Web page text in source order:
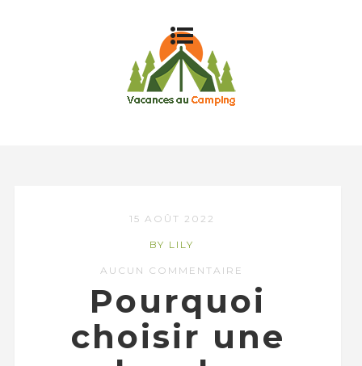
15 AOÛT 2022
BY LILY
AUCUN COMMENTAIRE
Pourquoi
choisir une